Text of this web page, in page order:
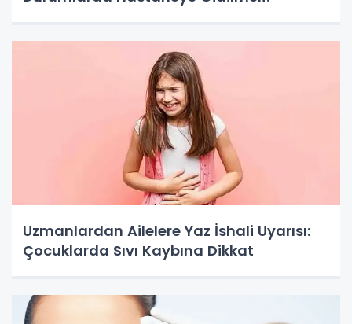
Uzmanlardan Ailelere Yaz İshali Uyarısı:
Çocuklarda Sıvı Kaybına Dikkat